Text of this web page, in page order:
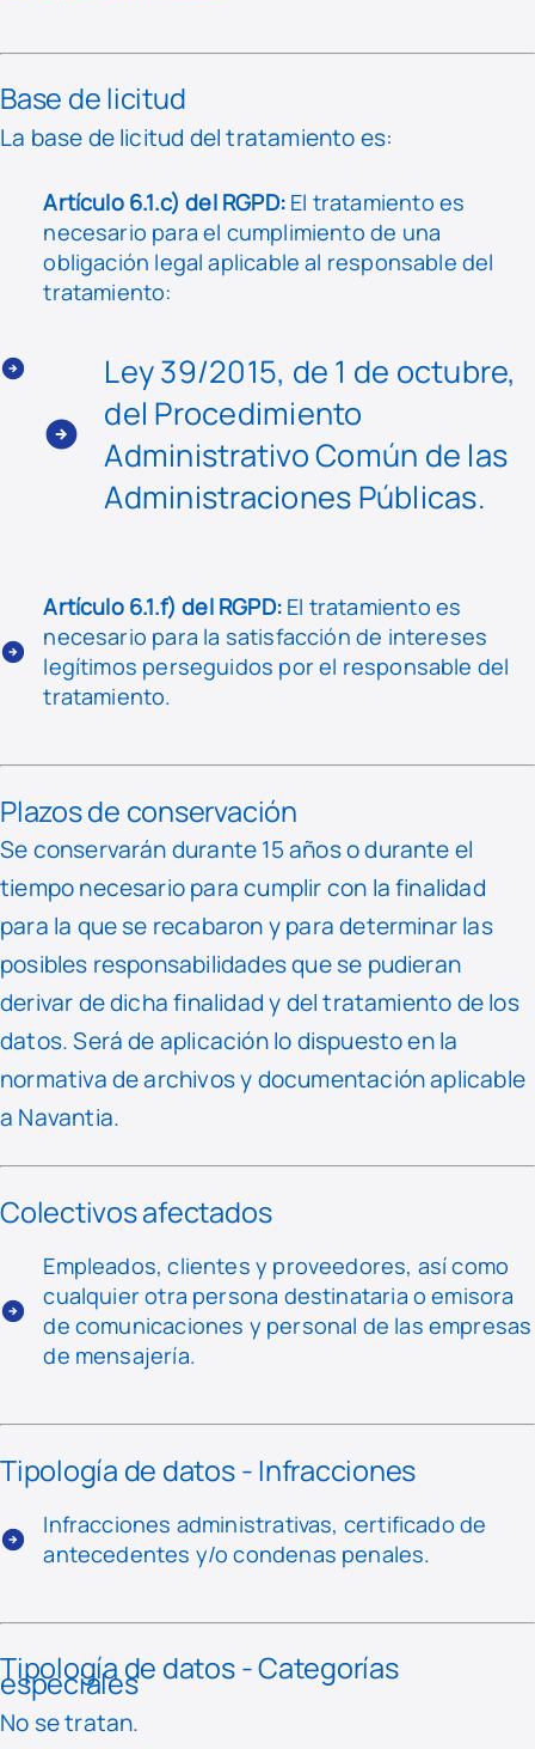
Base de licitud
La base de licitud del tratamiento es:
Artículo 6.1.c) del RGPD:El tratamiento es
necesario para el cumplimiento de una
obligación legal aplicable al responsable del
tratamiento:
Ley 39/2015, de 1 de octubre,
del Procedimiento
Administrativo Común de las
Administraciones Públicas.
Artículo 6.1.f) del RGPD:El tratamiento es
necesario para la satisfacción de intereses
legítimos perseguidos por el responsable del
tratamiento.
Plazos de conservación
Se conservarán durante 15 años o durante el
tiempo necesario para cumplir con la finalidad
para la que se recabaron y para determinar las
posibles responsabilidades que se pudieran
derivar de dicha finalidad y del tratamiento de los
datos. Será de aplicación lo dispuesto en la
normativa de archivos y documentación aplicable
a Navantia.
Colectivos afectados
Empleados, clientes y proveedores, así como
cualquier otra persona destinataria o emisora
de comunicaciones y personal de las empresas
de mensajería.
Tipología de datos - Infracciones
Infracciones administrativas, certificado de
antecedentes y/o condenas penales.
Tipología de datos - Categorías
especiales
No se tratan.